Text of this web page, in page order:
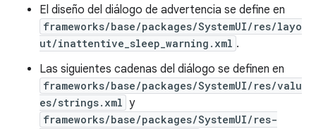
El diseño del diálogo de advertencia se define en
frameworks/base/packages/SystemUI/res/layo
ut/inattentive_sleep_warning.xml .
Las siguientes cadenas del diálogo se definen en
frameworks/base/packages/SystemUI/res/valu
es/strings.xml y
frameworks/base/packages/SystemUI/res-